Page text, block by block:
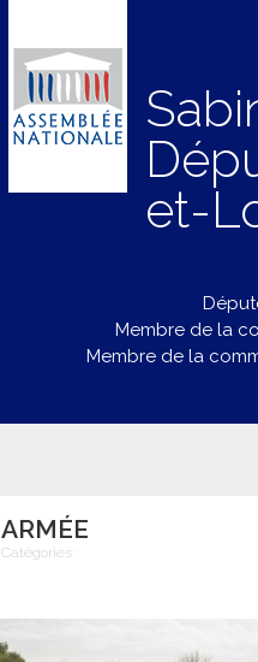
et-
Membre de la
Membre de la
ARMÉE
Catégories :